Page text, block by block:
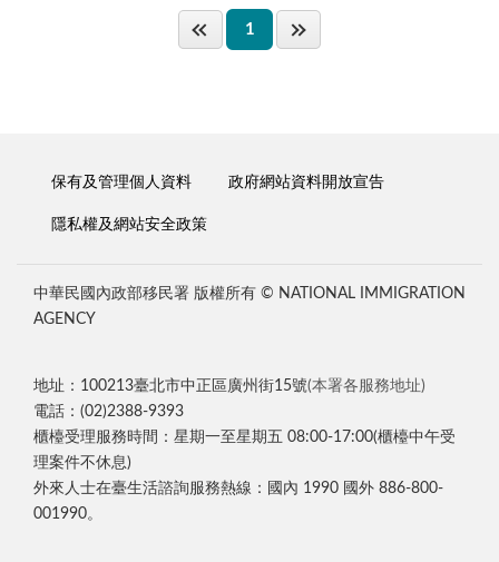
1
保有及管理個人資料 政府網站資料開放宣告
隱私權及網站安全政策
中華民國內政部移民署 版權所有 © NATIONAL IMMIGRATION
AGENCY
地址：100213臺北市中正區廣州街15號(本署各服務地址)
電話：(02)2388-9393
櫃檯受理服務時間：星期一至星期五 08:00-17:00(櫃檯中午受
理案件不休息)
外來人士在臺生活諮詢服務熱線：國內 1990 國外 886-800-
001990。